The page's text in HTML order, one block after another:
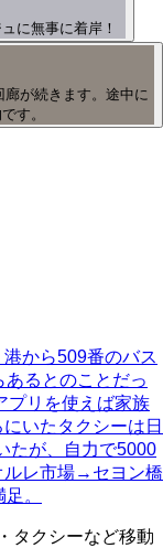
に無事に着岸！
が続きます。途中に
す。
から509番のバス
るとのことだっ
プリを使えば家族
いたタクシーは日
たが、自力で5000
レ市場→セヨン橋
。
タクシーなど移動